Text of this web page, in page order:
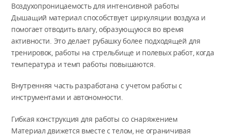
Воздухопроницаемость для интенсивной работы
Дышащий материал способствует циркуляции воздуха и
помогает отводить влагу, образующуюся во время
активности. Это делает рубашку более подходящей для
тренировок, работы на стрельбище и полевых работ, когда
температура и темп работы повышаются.
Внутренняя часть разработана с учетом работы с
инструментами и автономности.
Гибкая конструкция для работы со снаряжением
Материал движется вместе с телом, не ограничивая